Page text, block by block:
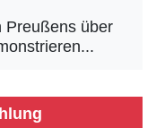
Preußens über